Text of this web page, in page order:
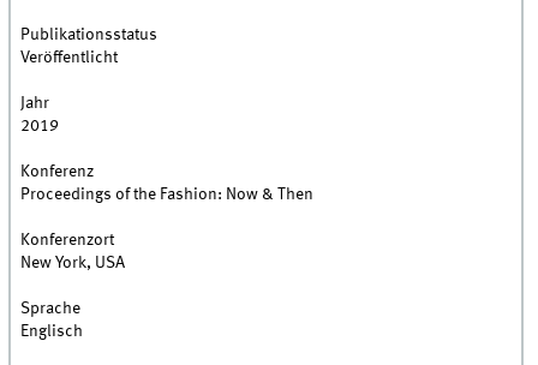
Publikationsstatus
Veröffentlicht
Jahr
2019
Konferenz
Proceedings of the Fashion: Now & Then
Konferenzort
New York, USA
Sprache
Englisch